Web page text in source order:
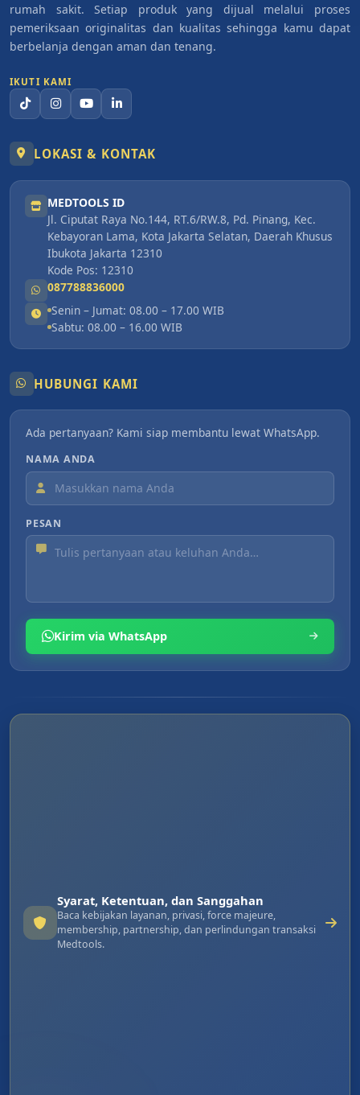
rumah sakit. Setiap produk yang dijual melalui proses
pemeriksaan originalitas dan kualitas sehingga kamu dapat
berbelanja dengan aman dan tenang.
IKUTI KAMI
LOKASI & KONTAK
MEDTOOLS ID
Jl. Ciputat Raya No.144, RT.6/RW.8, Pd. Pinang, Kec.
Kebayoran Lama, Kota Jakarta Selatan, Daerah Khusus
Ibukota Jakarta 12310
Kode Pos: 12310
087788836000
Senin – Jumat: 08.00 – 17.00 WIB
Sabtu: 08.00 – 16.00 WIB
HUBUNGI KAMI
Ada pertanyaan? Kami siap membantu lewat WhatsApp.
NAMA ANDA
PESAN
Kirim via WhatsApp
Syarat, Ketentuan, dan Sanggahan
Baca kebijakan layanan, privasi, force majeure,
membership, partnership, dan perlindungan transaksi
Medtools.